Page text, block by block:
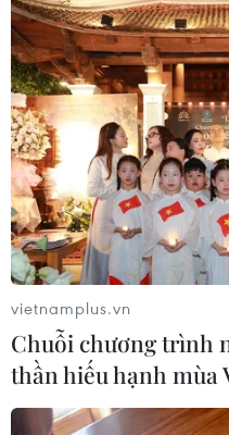
Từ 21-30/9 tại Di tích Văn
lãm tranh có tên "Dân tộc tự
hóa Khoa học Văn Miếu-
nghiệp sáng tạo TiredCity
vietnamplus.vn
Chuỗi chương trình
thần hiếu hạnh mùa